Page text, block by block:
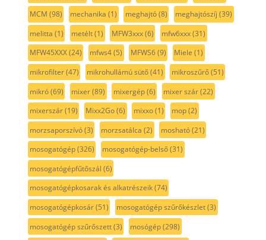
MCM (98) mechanika (1) meghajtó(8) meghajtószíj (39)
melitta (1) metélt(1) MFW3xxx(6) mfw6xxx(31)
MFW45XXX(24) mfws4(5) MFWS6(9) Miele (1)
mikrofilter(47) mikrohullámú sütő(41) mikroszűrő(51)
mikró(69) mixer(89) mixergép(6) mixer szár(22)
mixerszár(19) Mixx2Go(6) mixxo(1) mop(2)
morzsaporszívó(3) morzsatálca (2) mosható(21)
mosogatógép(326) mosogatógép-belső(31)
mosogatógépfűtőszál (6)
mosogatógépkosarak és alkatrészeik(74)
mosogatógépkosár(51) mosogatógép szűrőkészlet(3)
mosogatógép szűrőszett(3) mosógép(298)